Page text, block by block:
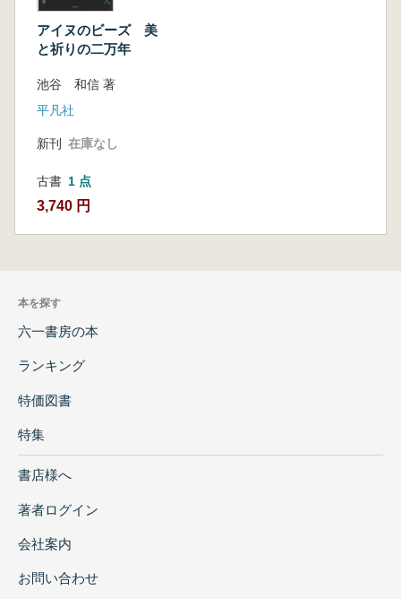
アイヌのビーズ 美
と祈りの二万年
池谷 和信 著
平凡社
新刊 在庫なし
古書 1 点
3,740 円
本を探す
六一書房の本
ランキング
特価図書
特集
書店様へ
著者ログイン
会社案内
お問い合わせ